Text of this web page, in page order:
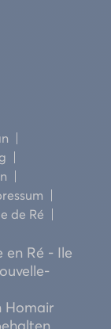
de Ré
Ré - Ile
Homair